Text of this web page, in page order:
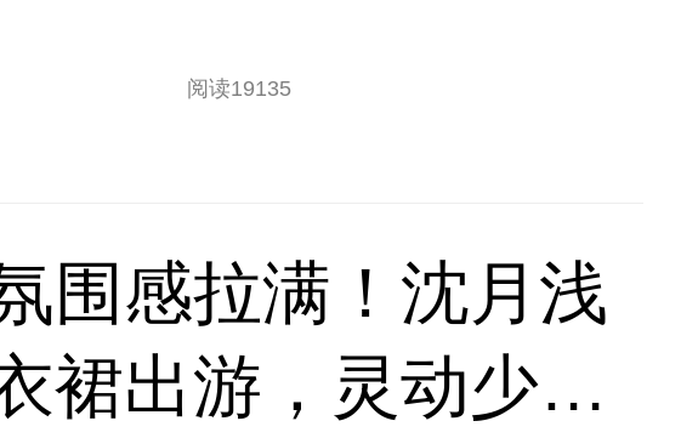
阅读19135
围感拉满！沈月浅
裙出游，灵动少女